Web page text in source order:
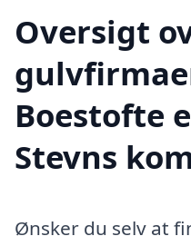
Oversigt
Boestofte
Stevns
Ønsker du selv at